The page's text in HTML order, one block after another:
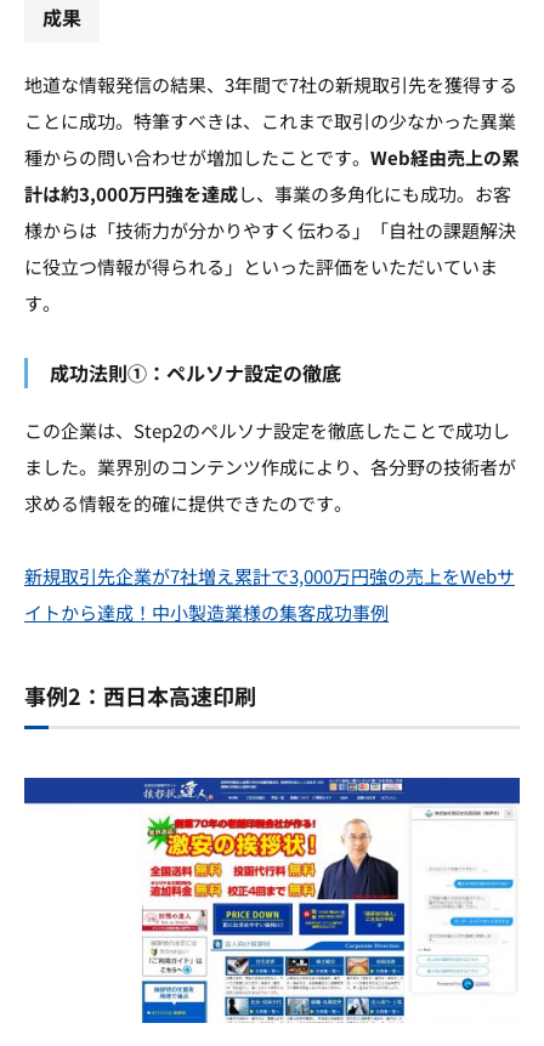
成果
地道な情報発信の結果、3年間で7社の新規取引先を獲得する
ことに成功。特筆すべきは、これまで取引の少なかった異業
種からの問い合わせが増加したことです。 Web経由売上の累
計は約3,000万円強を達成し、事業の多角化にも成功。お客
様からは「技術力が分かりやすく伝わる」「自社の課題解決
に役立つ情報が得られる」といった評価をいただいていま
す。
成功法則①：ペルソナ設定の徹底
この企業は、Step2のペルソナ設定を徹底したことで成功し
ました。業界別のコンテンツ作成により、各分野の技術者が
求める情報を的確に提供できたのです。
新規取引先企業が7社増え累計で3,000万円強の売上をWebサ
イトから達成！中小製造業様の集客成功事例
事例2：西日本高速印刷